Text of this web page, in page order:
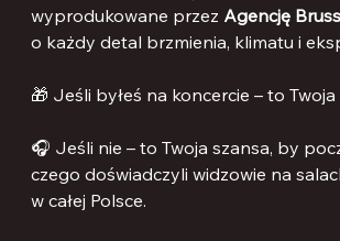
wyprodukowane przez Agencję
o każdy detal brzmienia, klimatu i
🎁 Jeśli byłeś na koncercie – to
🎧 Jeśli nie – to Twoja szansa, by
czego doświadczyli widzowie na
w całej Polsce.